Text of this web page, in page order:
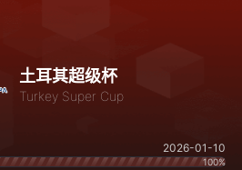
土耳其超级杯
Turkey Super Cup
2026-01-10
100%